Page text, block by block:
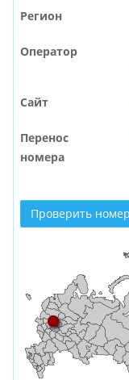
Регион
Оператор
Сайт
Перенос
номера
Проверить